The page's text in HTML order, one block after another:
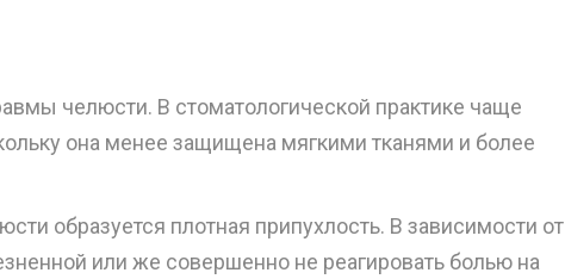
челюсти. В стоматологической практике чаще
она менее защищена мягкими тканями и более
образуется плотная припухлость. В зависимости от
или же совершенно не реагировать болью на